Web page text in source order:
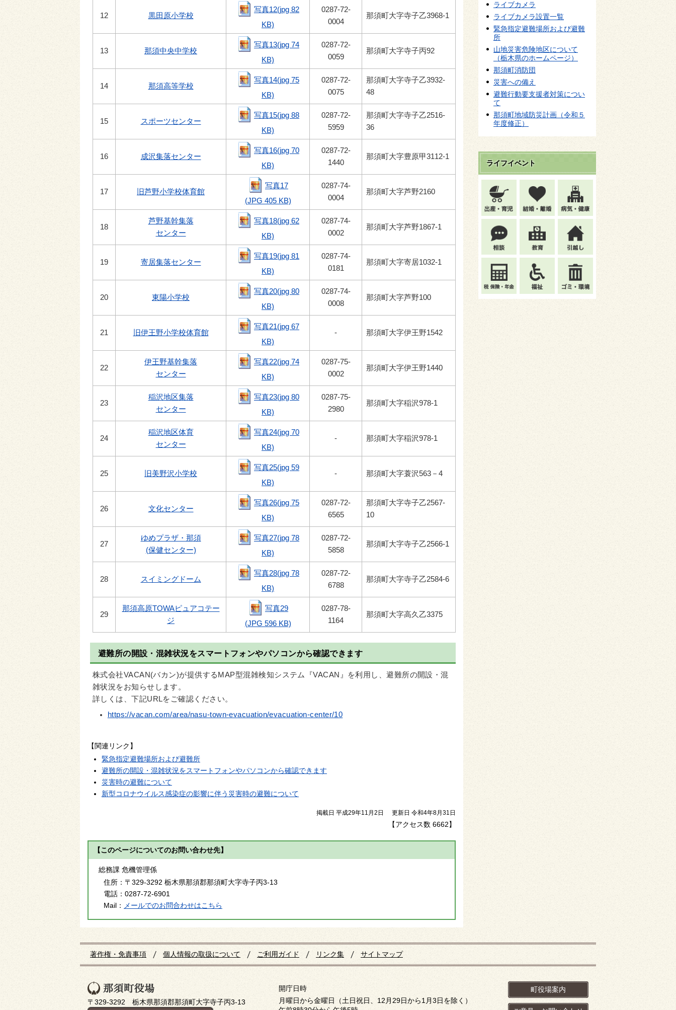
12 黒田原小学校
写真12(jpg 82
KB)
0287-72-
0004
那須町大字寺子乙3968-1
13 那須中央中学校
写真13(jpg 74
KB)
0287-72-
0059
那須町大字寺子丙92
14 那須高等学校
写真14(jpg 75
KB)
0287-72-
0075
那須町大字寺子乙3932-
48
15 スポーツセンター
写真15(jpg 88
KB)
0287-72-
5959
那須町大字寺子乙2516-
36
16 成沢集落センター
写真16(jpg 70
KB)
0287-72-
1440
那須町大字豊原甲3112-1
17 旧芦野小学校体育館
写真17
(JPG 405 KB)
0287-74-
0004
那須町大字芦野2160
18
芦野基幹集落
センター
写真18(jpg 62
KB)
0287-74-
0002
那須町大字芦野1867-1
19 寄居集落センター
写真19(jpg 81
KB)
0287-74-
0181
那須町大字寄居1032-1
20 東陽小学校
写真20(jpg 80
KB)
0287-74-
0008
那須町大字芦野100
21 旧伊王野小学校体育館
写真21(jpg 67
KB)
- 那須町大字伊王野1542
22
伊王野基幹集落
センター
写真22(jpg 74
KB)
0287-75-
0002
那須町大字伊王野1440
23
稲沢地区集落
センター
写真23(jpg 80
KB)
0287-75-
2980
那須町大字稲沢978-1
24
稲沢地区体育
センター
写真24(jpg 70
KB)
- 那須町大字稲沢978-1
25 旧美野沢小学校
写真25(jpg 59
KB)
- 那須町大字蓑沢563－4
26 文化センター
写真26(jpg 75
KB)
0287-72-
6565
那須町大字寺子乙2567-
10
27
ゆめプラザ・那須
(保健センター)
写真27(jpg 78
KB)
0287-72-
5858
那須町大字寺子乙2566-1
28 スイミングドーム
写真28(jpg 78
KB)
0287-72-
6788
那須町大字寺子乙2584-6
29
那須高原TOWAピュアコテー
ジ
写真29
(JPG 596 KB)
0287-78-
1164
那須町大字高久乙3375
避難所の開設・混雑状況をスマートフォンやパソコンから確認できます
株式会社VACAN(バカン)が提供するMAP型混雑検知システム『VACAN』を利用し、避難所の開設・混
雑状況をお知らせします。
詳しくは、下記URLをご確認ください。
https://vacan.com/area/nasu-town-evacuation/evacuation-center/10
【関連リンク】
緊急指定避難場所および避難所
避難所の開設・混雑状況をスマートフォンやパソコンから確認できます
災害時の避難について
新型コロナウイルス感染症の影響に伴う災害時の避難について
掲載日 平成29年11月2日 更新日 令和4年8月31日
【アクセス数 6662】
【このページについてのお問い合わせ先】
総務課 危機管理係
住所： 〒329-3292 栃木県那須郡那須町大字寺子丙3-13
電話： 0287-72-6901
Mail： メールでのお問合わせはこちら
ライブカメラ
ライブカメラ設置一覧
緊急指定避難場所および避難
所
山地災害危険地区について
（栃木県のホームページ）
那須町消防団
災害への備え
避難行動要支援者対策につい
て
那須町地域防災計画（令和５
年度修正）
ライフイベント
著作権・免責事項 個人情報の取扱について ご利用ガイド リンク集 サイトマップ
〒329-3292 栃木県那須郡那須町大字寺子丙3-13
開庁日時
月曜日から金曜日（土日祝日、12月29日から1月3日を除く）
町役場案内